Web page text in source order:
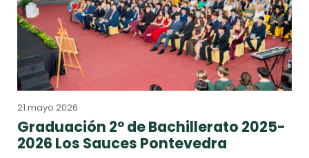
21 mayo 2026
Graduación 2º de Bachillerato 2025-
2026 Los Sauces Pontevedra